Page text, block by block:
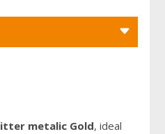
metalic Gold, ideal